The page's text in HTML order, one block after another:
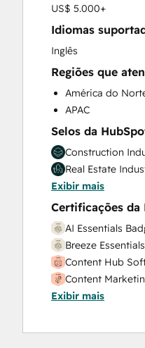
Programmable
Sales and
Search Engine
Social Media
Video Production
Website Design
US$ 5.000+
Idiomas
Inglês
Regiões que
América do
APAC
Selos da
Construction
Real Estate
Exibir mais
Certificações da
AI Essentials
Breeze
Content Hub
Content
Digital Marketing
Exibir mais